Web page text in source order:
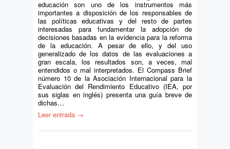
educación son uno de los instrumentos más
importantes a disposición de los responsables de
las políticas educativas y del resto de partes
interesadas para fundamentar la adopción de
decisiones basadas en la evidencia para la reforma
de la educación. A pesar de ello, y del uso
generalizado de los datos de las evaluaciones a
gran escala, los resultados son, a veces, mal
entendidos o mal interpretados. El Compass Brief
número 10 de la Asociación Internacional para la
Evaluación del Rendimiento Educativo (IEA, por
sus siglas en inglés) presenta una guía breve de
dichas…
Leer entrada →